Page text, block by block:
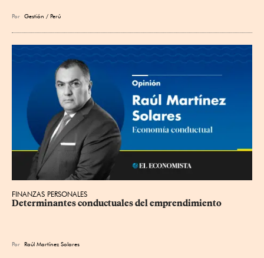
Por Gestión / Perú
FINANZAS PERSONALES
Determinantes conductuales del emprendimiento
Por Raúl Martínez Solares